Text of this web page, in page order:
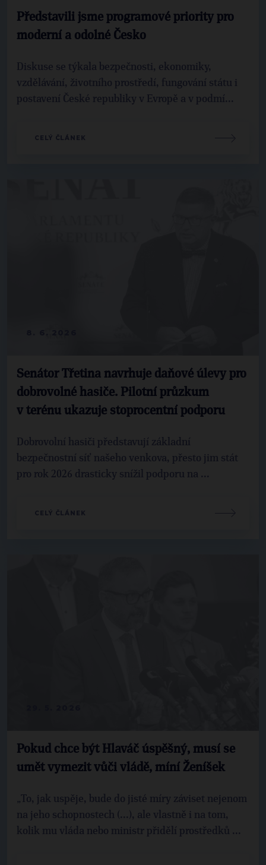
Představili jsme programové priority pro
moderní a odolné Česko
Diskuse se týkala bezpečnosti, ekonomiky,
vzdělávání, životního prostředí, fungování státu i
postavení České republiky v Evropě a v podmí...
CELÝ ČLÁNEK
Senátor Třetina navrhuje daňové úlevy pro
dobrovolné hasiče. Pilotní průzkum
v terénu ukazuje stoprocentní podporu
Dobrovolní hasiči představují základní
bezpečnostní síť našeho venkova, přesto jim stát
pro rok 2026 drasticky snížil podporu na ...
CELÝ ČLÁNEK
Pokud chce být Hlaváč úspěšný, musí se
umět vymezit vůči vládě, míní Ženíšek
„To, jak uspěje, bude do jisté míry záviset nejenom
na jeho schopnostech (...), ale vlastně i na tom,
kolik mu vláda nebo ministr přidělí prostředků ...